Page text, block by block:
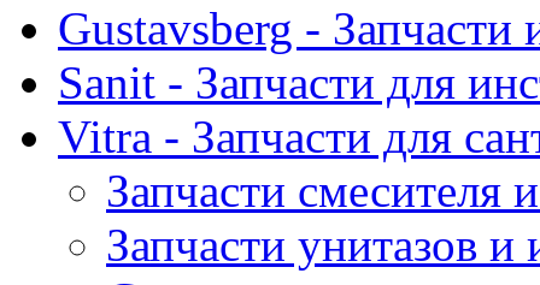
Gustavsberg - Запчасти
Sanit - Запчасти для
Vitra - Запчасти для
Запчасти смесителя
Запчасти унитазов